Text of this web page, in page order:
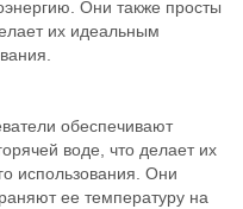
Они также просты
их идеальным
обеспечивают
воде, что делает их
использования. Они
ее температуру на